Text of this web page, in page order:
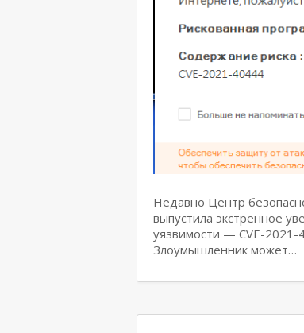
Недавно Центр
выпустила экстренное
уязвимости — CVE-2021-
Злоумышленник может…